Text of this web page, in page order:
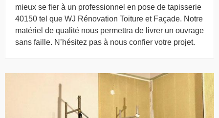
mieux se fier à un professionnel en pose de tapisserie
40150 tel que WJ Rénovation Toiture et Façade. Notre
matériel de qualité nous permettra de livrer un ouvrage
sans faille. N’hésitez pas à nous confier votre projet.